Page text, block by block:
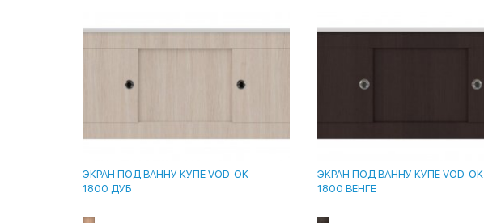
ЭКРАН ПОД ВАННУ КУПЕ VOD-OK
1800 ДУБ
ЭКРАН ПОД ВАННУ КУПЕ VOD-OK
1800 ВЕНГЕ